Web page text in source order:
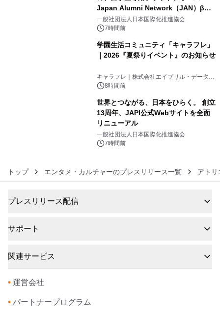
Japan Alumni Network（JAN）β版
をリリース
一般社団法人日本国際化推進協会
7時間前
学園生活コミュニティ「キャラフレ」
｜2026『夏祭りイベント』のお知らせ
キャラフレ｜株式会社エイプリル・データ・
デザインズ
8時間前
世界とつながる、日本をひらく。 創立
13周年、JAPI公式Webサイトを全面
リニューアル
一般社団法人日本国際化推進協会
7時間前
トップ エンタメ・カルチャーのプレスリリース一覧 アトリ
プレスリリース配信
サポート
関連サービス
• 運営会社
• パートナープログラム